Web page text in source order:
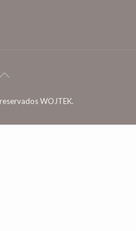
WOJTEK.